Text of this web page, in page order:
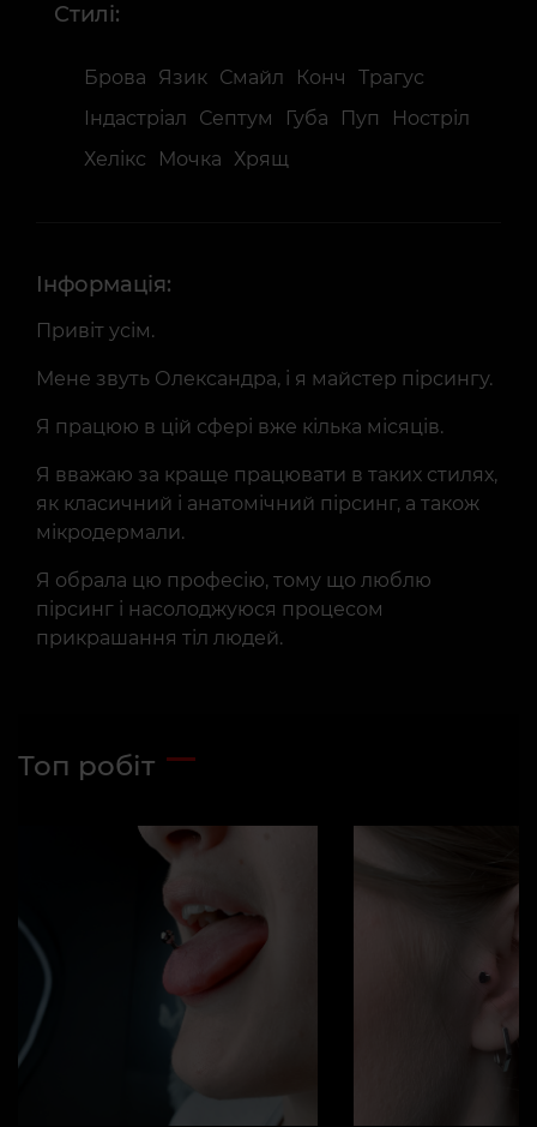
Стилі:
Брова Язик Смайл Конч
Трагус
Індастріал
Септум Губа Пуп
Ностріл
Хелікс
Мочка Хрящ
Інформація:
Привіт усім.
Мене звуть Олександра, і я майстер пірсингу.
Я працюю в цій сфері вже кілька місяців.
Я вважаю за краще працювати в таких стилях,
як класичний і анатомічний пірсинг, а також
мікродермали.
Я обрала цю професію, тому що люблю
пірсинг і насолоджуюся процесом
прикрашання тіл людей.
Топ робіт